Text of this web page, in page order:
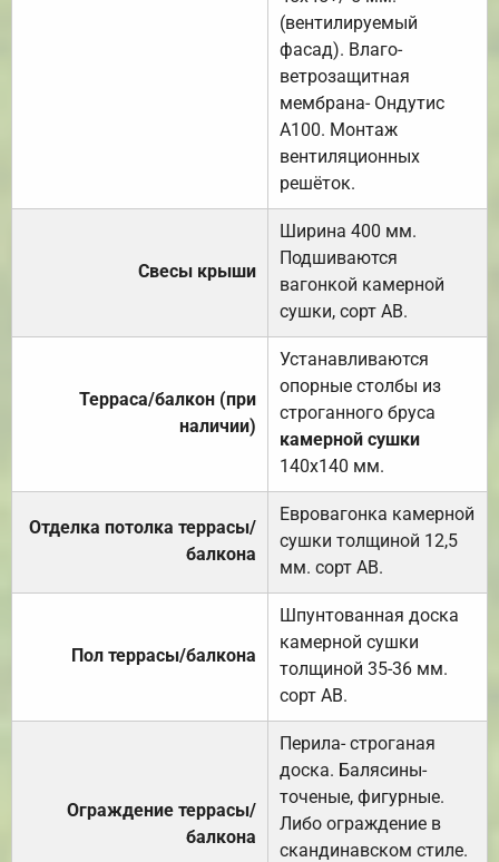
(вентилируемый
фасад). Влаго-
ветрозащитная
мембрана- Ондутис
А100. Монтаж
вентиляционных
решёток.
Свесы крыши
Ширина 400 мм.
Подшиваются
вагонкой камерной
сушки, сорт АВ.
Терраса/балкон (при
наличии)
Устанавливаются
опорные столбы из
строганного бруса
камерной сушки
140х140 мм.
Отделка потолка террасы/
балкона
Евровагонка камерной
сушки толщиной 12,5
мм. сорт АВ.
Пол террасы/балкона
Шпунтованная доска
камерной сушки
толщиной 35-36 мм.
сорт АВ.
Ограждение террасы/
балкона
Перила- строганая
доска. Балясины-
точеные, фигурные.
Либо ограждение в
скандинавском стиле.